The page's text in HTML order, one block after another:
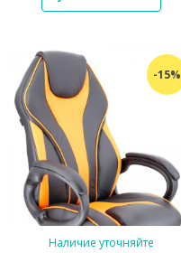
-15%
Наличие уточняйте